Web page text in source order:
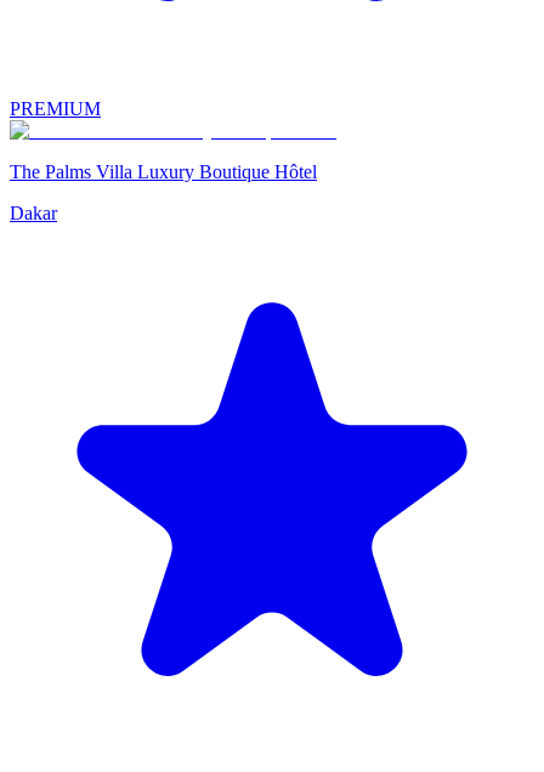
PREMIUM
The Palms Villa Luxury Boutique Hôtel
Dakar